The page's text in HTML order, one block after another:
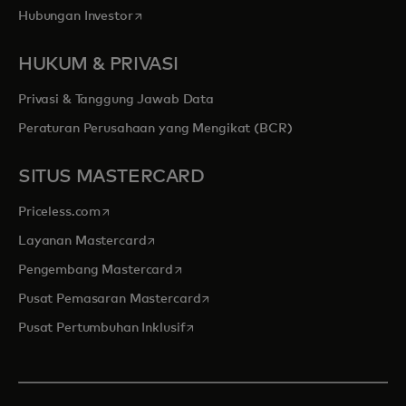
Hubungan Investoropens in a new tab
HUKUM & PRIVASI
Privasi & Tanggung Jawab Data
Peraturan Perusahaan yang Mengikat (BCR)
SITUS MASTERCARD
Priceless.com opens in a new tab
Layanan Mastercardopens in a new tab
Pengembang Mastercard opens in a new tab
Pusat Pemasaran Mastercardopens in a new tab
Pusat Pertumbuhan Inklusifopens in a new tab